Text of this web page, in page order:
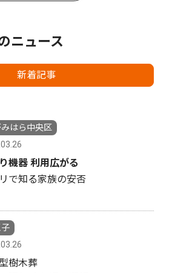
ニュース
新着記事
みはら中央区
機器 利用広がる
で知る家族の安否
子
樹木葬